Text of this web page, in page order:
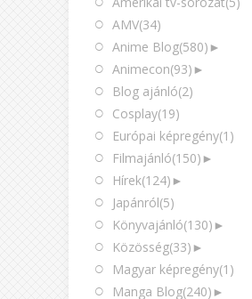
AMV(34)
Anime Blog(580) ►
Animecon(93) ►
Blog ajánló(2)
Cosplay(19)
Európai képregény(1)
Filmajánló(150) ►
Hírek(124) ►
Japánról(5)
Könyvajánló(130) ►
Közösség(33) ►
Magyar képregény(1)
Manga Blog(240) ►